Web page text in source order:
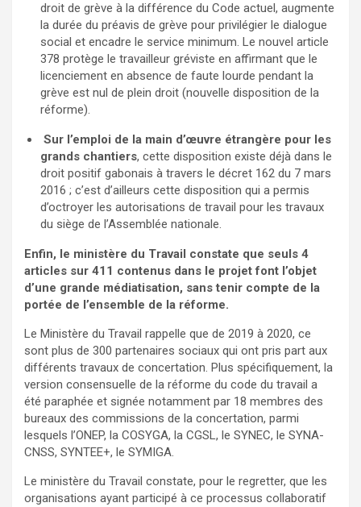
droit de grève à la différence du Code actuel, augmente
la durée du préavis de grève pour privilégier le dialogue
social et encadre le service minimum. Le nouvel article
378 protège le travailleur gréviste en affirmant que le
licenciement en absence de faute lourde pendant la
grève est nul de plein droit (nouvelle disposition de la
réforme).
Sur l’emploi de la main d’œuvre étrangère pour les
grands chantiers, cette disposition existe déjà dans le
droit positif gabonais à travers le décret 162 du 7 mars
2016 ; c’est d’ailleurs cette disposition qui a permis
d’octroyer les autorisations de travail pour les travaux
du siège de l’Assemblée nationale.
Enfin, le ministère du Travail constate que seuls 4
articles sur 411 contenus dans le projet font l’objet
d’une grande médiatisation, sans tenir compte de la
portée de l’ensemble de la réforme.
Le Ministère du Travail rappelle que de 2019 à 2020, ce
sont plus de 300 partenaires sociaux qui ont pris part aux
différents travaux de concertation. Plus spécifiquement, la
version consensuelle de la réforme du code du travail a
été paraphée et signée notamment par 18 membres des
bureaux des commissions de la concertation, parmi
lesquels l’ONEP, la COSYGA, la CGSL, le SYNEC, le SYNA-
CNSS, SYNTEE+, le SYMIGA.
Le ministère du Travail constate, pour le regretter, que les
organisations ayant participé à ce processus collaboratif